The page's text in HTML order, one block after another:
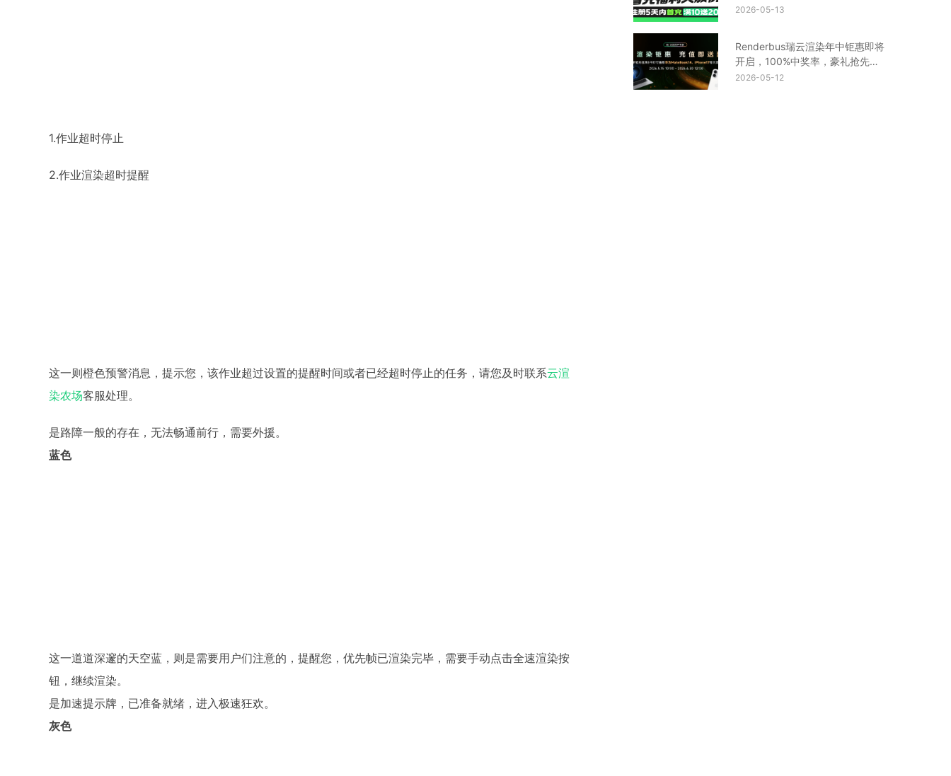
1.作业超时停止
2.作业渲染超时提醒
这一则橙色预警消息，提示您，该作业超过设置的提醒时间或者已经超时停止的任务，请您及时联系云渲
染农场客服处理。
是路障一般的存在，无法畅通前行，需要外援。
蓝色
这一道道深邃的天空蓝，则是需要用户们注意的，提醒您，优先帧已渲染完毕，需要手动点击全速渲染按
钮，继续渲染。
是加速提示牌，已准备就绪，进入极速狂欢。
灰色
2026-05-13
Renderbus瑞云渲染年中钜惠即将
开启，100%中奖率，豪礼抢先
看！
2026-05-12